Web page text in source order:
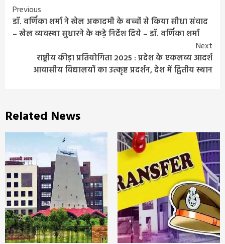
Continue
Reading
Previous
डॉ. वर्णिका शर्मा ने खेल अकादमी के बच्चों से किया सीधा संवाद
– खेल व्यवस्था सुधारने के कड़े निर्देश दिये – डॉ. वर्णिका शर्मा
Next
राष्ट्रीय कीड़ा प्रतियोगिता 2025 : प्रदेश के एकलव्य आदर्श
आवासीय विद्यालयों का उत्कृष्ट प्रदर्शन, देश में द्वितीय स्थान
Related News